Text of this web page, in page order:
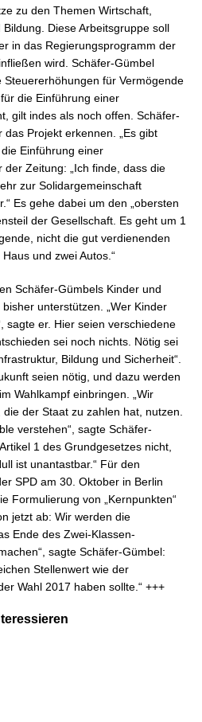
zu den Themen Wirtschaft,
Diese Arbeitsgruppe soll
in das Regierungsprogramm der
wird. Schäfer-Gümbel
Steuererhöhungen für Vermögende
die Einführung einer
gilt indes als noch offen. Schäfer-
Projekt erkennen. „Es gibt
Einführung einer
der Zeitung: „Ich finde, dass die
zur Solidargemeinschaft
Es gehe dabei um den „obersten
der Gesellschaft. Es geht um 1
nicht die gut verdienenden
und zwei Autos.“
Schäfer-Gümbels Kinder und
unterstützen. „Wer Kinder
sagte er. Hier seien verschiedene
sei noch nichts. Nötig sei
Bildung und Sicherheit“.
seien nötig, und dazu werden
Wahlkampf einbringen. „Wir
der Staat zu zahlen hat, nutzen.
verstehen“, sagte Schäfer-
1 des Grundgesetzes nicht,
ist unantastbar.“ Für den
SPD am 30. Oktober in Berlin
Formulierung von „Kernpunkten“
jetzt ab: Wir werden die
Ende des Zwei-Klassen-
sagte Schäfer-Gümbel:
Stellenwert wie der
Wahl 2017 haben sollte.“ +++